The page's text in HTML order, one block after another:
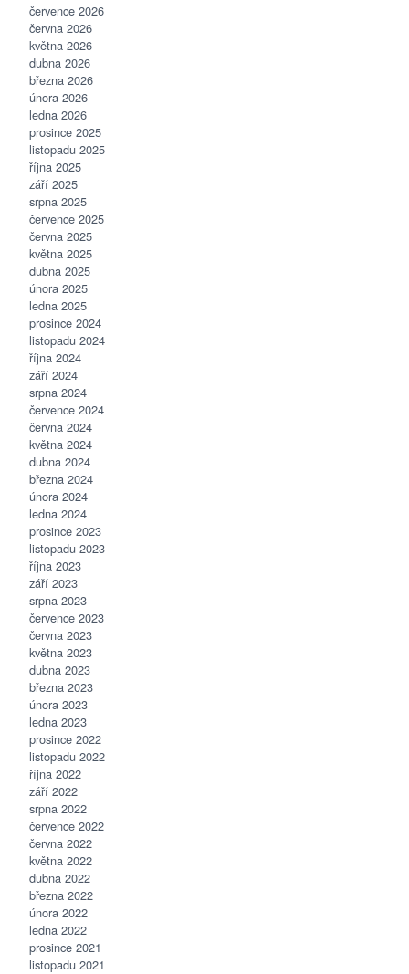
července 2026
června 2026
května 2026
dubna 2026
března 2026
února 2026
ledna 2026
prosince 2025
listopadu 2025
října 2025
září 2025
srpna 2025
července 2025
června 2025
května 2025
dubna 2025
února 2025
ledna 2025
prosince 2024
listopadu 2024
října 2024
září 2024
srpna 2024
července 2024
června 2024
května 2024
dubna 2024
března 2024
února 2024
ledna 2024
prosince 2023
listopadu 2023
října 2023
září 2023
srpna 2023
července 2023
června 2023
května 2023
dubna 2023
března 2023
února 2023
ledna 2023
prosince 2022
listopadu 2022
října 2022
září 2022
srpna 2022
července 2022
června 2022
května 2022
dubna 2022
března 2022
února 2022
ledna 2022
prosince 2021
listopadu 2021